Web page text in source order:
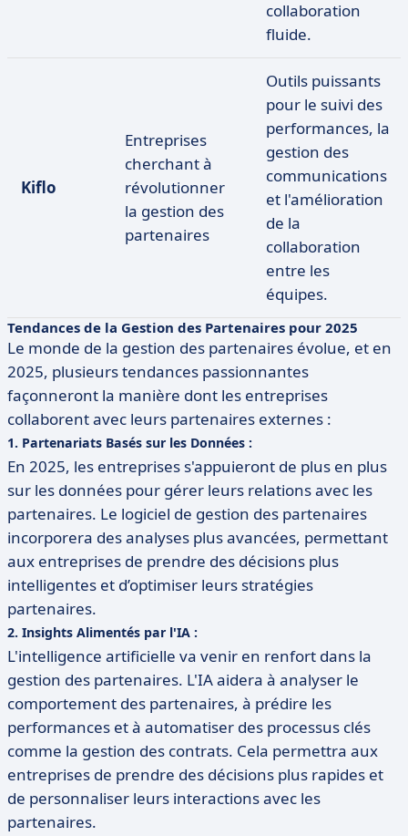
collaboration
fluide.
Kiflo
Entreprises
cherchant à
révolutionner
la gestion des
partenaires
Outils puissants
pour le suivi des
performances, la
gestion des
communications
et l'amélioration
de la
collaboration
entre les
équipes.
Tendances de la Gestion des Partenaires pour 2025
Le monde de la gestion des partenaires évolue, et en
2025, plusieurs tendances passionnantes
façonneront la manière dont les entreprises
collaborent avec leurs partenaires externes :
1. Partenariats Basés sur les Données :
En 2025, les entreprises s'appuieront de plus en plus
sur les données pour gérer leurs relations avec les
partenaires. Le logiciel de gestion des partenaires
incorporera des analyses plus avancées, permettant
aux entreprises de prendre des décisions plus
intelligentes et d’optimiser leurs stratégies
partenaires.
2. Insights Alimentés par l'IA :
L'intelligence artificielle va venir en renfort dans la
gestion des partenaires. L'IA aidera à analyser le
comportement des partenaires, à prédire les
performances et à automatiser des processus clés
comme la gestion des contrats. Cela permettra aux
entreprises de prendre des décisions plus rapides et
de personnaliser leurs interactions avec les
partenaires.